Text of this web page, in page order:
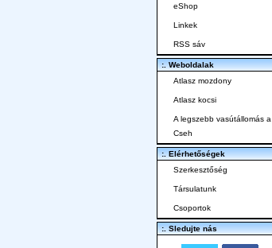
eShop
Linkek
RSS sáv
:. Weboldalak
Atlasz mozdony
Atlasz kocsi
A legszebb vasútállomás a
Cseh
:. Elérhetőségek
Szerkesztőség
Társulatunk
Csoportok
:. Sledujte nás